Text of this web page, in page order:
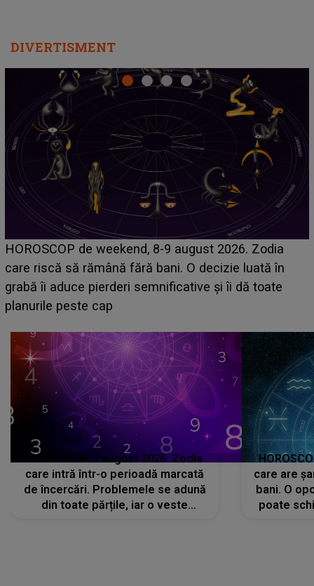
DIVERTISMENT
Emanuel a ținut ACEST DETALIU ASCUNS până
acum! În fața Alexandrei, concurentul din Casa Iubirii
face o MĂRTURISIRE NEAȘTEPTATĂ despre mama
sa: "I-am spus și ei în față, eu nu te iubesc pentru
HOROSCOP 7 august 2026. Zodia
care intră într-o perioadă marcată
de încercări. Problemele se adună
din toate părțile, iar o veste
care are
bani. O
poate